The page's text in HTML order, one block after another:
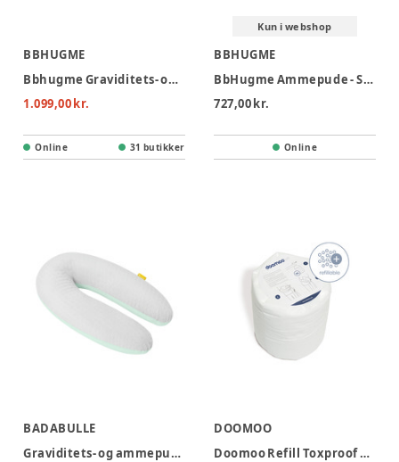
BBHUGME
Bbhugme Graviditets- og Ammepude - Stone
1.099,00 kr.
Online 31 butikker
Kun i webshop
BBHUGME
BbHugme Ammepude - Seashell Beige
727,00 kr.
Online
BADABULLE
Graviditets- og ammepude - Fluffy
DOOMOO
Doomoo Refill Toxproof 10 l